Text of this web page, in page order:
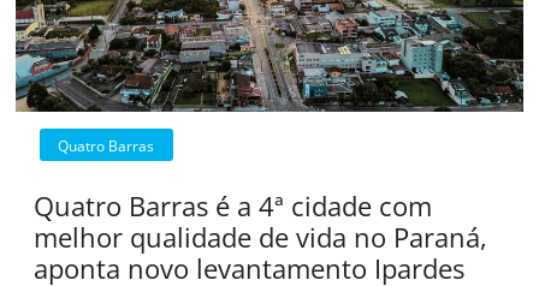
Quatro Barras
Quatro Barras é a 4ª cidade com
melhor qualidade de vida no Paraná,
aponta novo levantamento Ipardes